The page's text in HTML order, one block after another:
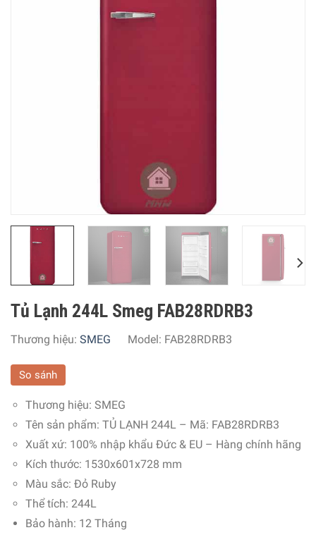
Tủ Lạnh 244L Smeg FAB28RDRB3
Thương hiệu: SMEG Model: FAB28RDRB3
So sánh
Thương hiệu: SMEG
Tên sản phẩm: TỦ LẠNH 244L – Mã: FAB28RDRB3
Xuất xứ: 100% nhập khẩu Đức & EU – Hàng chính hãng
Kích thước: 1530x601x728 mm
Màu sắc: Đỏ Ruby
Thể tích: 244L
Bảo hành: 12 Tháng